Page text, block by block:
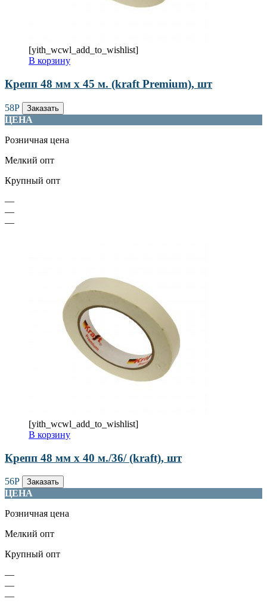
[yith_wcwl_add_to_wishlist]
В корзину
Крепп 48 мм х 45 м. (kraft Premium), шт
58Р Заказать
ЦЕНА
Розничная цена
Мелкий опт
Крупный опт
—
—
—
[yith_wcwl_add_to_wishlist]
В корзину
Крепп 48 мм х 40 м./36/ (kraft), шт
56Р Заказать
ЦЕНА
Розничная цена
Мелкий опт
Крупный опт
—
—
—